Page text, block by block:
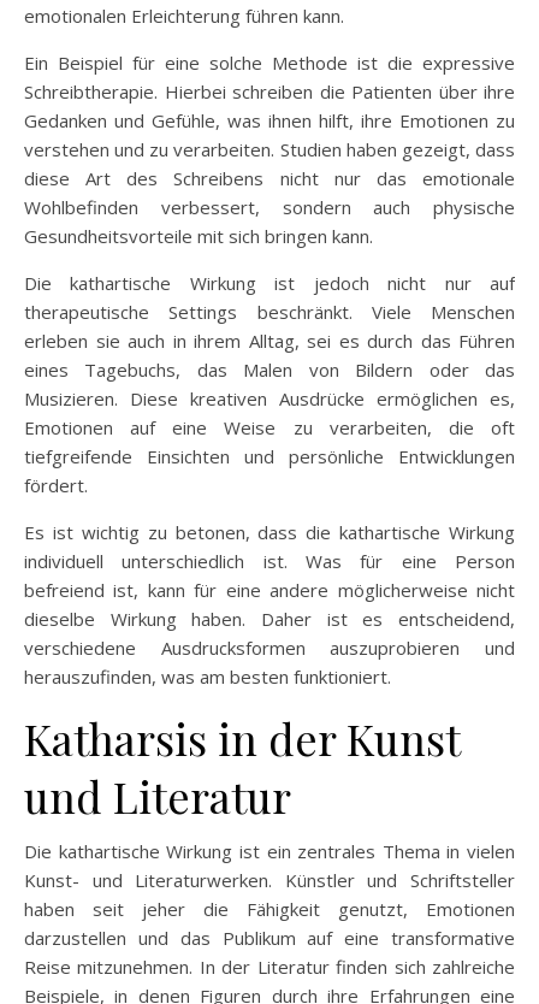
emotionalen Erleichterung führen kann.
Ein Beispiel für eine solche Methode ist die expressive
Schreibtherapie. Hierbei schreiben die Patienten über ihre
Gedanken und Gefühle, was ihnen hilft, ihre Emotionen zu
verstehen und zu verarbeiten. Studien haben gezeigt, dass
diese Art des Schreibens nicht nur das emotionale
Wohlbefinden verbessert, sondern auch physische
Gesundheitsvorteile mit sich bringen kann.
Die kathartische Wirkung ist jedoch nicht nur auf
therapeutische Settings beschränkt. Viele Menschen
erleben sie auch in ihrem Alltag, sei es durch das Führen
eines Tagebuchs, das Malen von Bildern oder das
Musizieren. Diese kreativen Ausdrücke ermöglichen es,
Emotionen auf eine Weise zu verarbeiten, die oft
tiefgreifende Einsichten und persönliche Entwicklungen
fördert.
Es ist wichtig zu betonen, dass die kathartische Wirkung
individuell unterschiedlich ist. Was für eine Person
befreiend ist, kann für eine andere möglicherweise nicht
dieselbe Wirkung haben. Daher ist es entscheidend,
verschiedene Ausdrucksformen auszuprobieren und
herauszufinden, was am besten funktioniert.
Katharsis in der Kunst
und Literatur
Die kathartische Wirkung ist ein zentrales Thema in vielen
Kunst- und Literaturwerken. Künstler und Schriftsteller
haben seit jeher die Fähigkeit genutzt, Emotionen
darzustellen und das Publikum auf eine transformative
Reise mitzunehmen. In der Literatur finden sich zahlreiche
Beispiele, in denen Figuren durch ihre Erfahrungen eine